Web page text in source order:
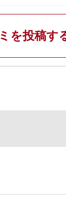
を投稿す